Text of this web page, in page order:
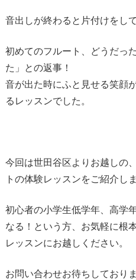
音出しが終わると片付けをし
初めてのフルート、どうだっ
た」との返事！
音が出た時にふと見せる笑顔
るレッスンでした。
今回は世田谷区よりお越しの
トの体験レッスンをご紹介し
初心者の小学生低学年、高学
なる！という方、お気軽に根
レッスンにお越しください。
お問い合わせお待ちしており